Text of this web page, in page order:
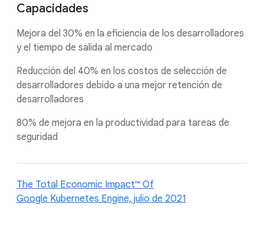
Capacidades
Mejora del 30% en la eficiencia de los desarrolladores
y el tiempo de salida al mercado
Reducción del 40% en los costos de selección de
desarrolladores debido a una mejor retención de
desarrolladores
80% de mejora en la productividad para tareas de
seguridad
The Total Economic Impact™ Of
Google Kubernetes Engine, julio de 2021